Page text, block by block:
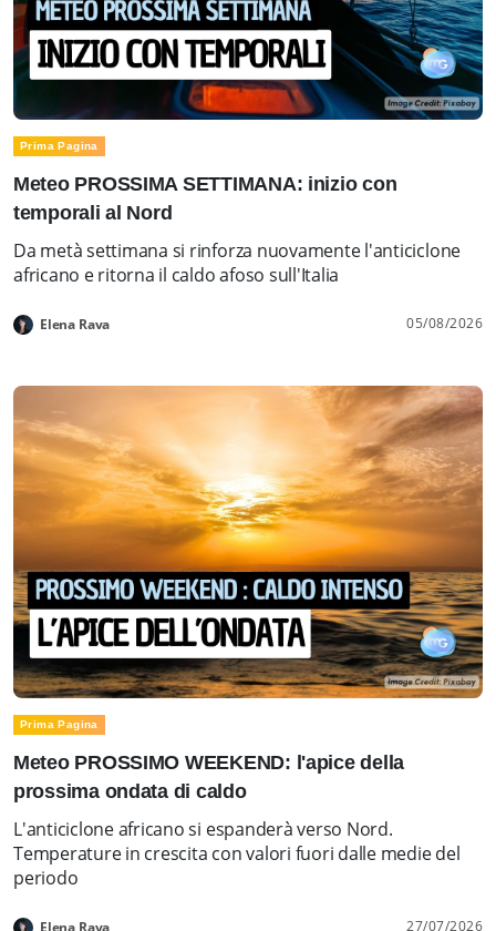
Prima Pagina
Meteo PROSSIMA SETTIMANA: inizio con
temporali al Nord
Da metà settimana si rinforza nuovamente l'anticiclone
africano e ritorna il caldo afoso sull'Italia
Elena Rava 05/08/2026
Prima Pagina
Meteo PROSSIMO WEEKEND: l'apice della
prossima ondata di caldo
L'anticiclone africano si espanderà verso Nord.
Temperature in crescita con valori fuori dalle medie del
periodo
27/07/2026